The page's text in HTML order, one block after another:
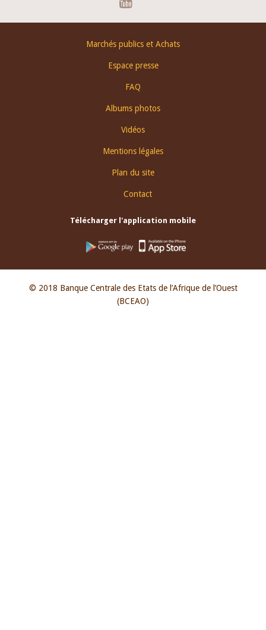
Marchés publics et Achats
Espace presse
FAQ
Albums photos
Vidéos
Mentions légales
Plan du site
Contact
Télécharger l'application mobile
© 2018 Banque Centrale des Etats de l’Afrique de l’Ouest
(BCEAO)